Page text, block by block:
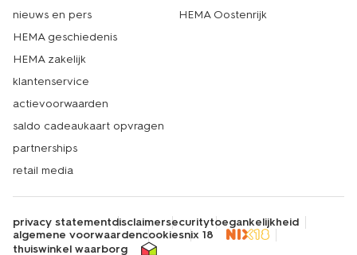
nieuws en pers
HEMA geschiedenis
HEMA zakelijk
klantenservice
actievoorwaarden
saldo cadeaukaart opvragen
partnerships
retail media
HEMA Oostenrijk
privacy statementdisclaimersecuritytoegankelijkheid
algemene voorwaardencookiesnix 18
thuiswinkel waarborg